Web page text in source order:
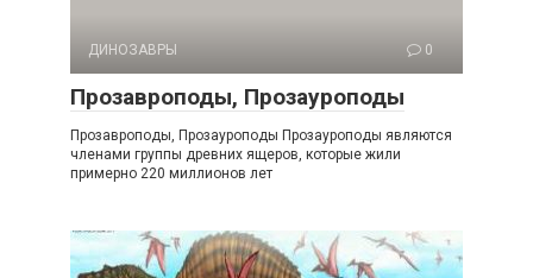
ДИНОЗАВРЫ 0
Прозавроподы, Прозауроподы
Прозавроподы, Прозауроподы Прозауроподы являются
членами группы древних ящеров, которые жили
примерно 220 миллионов лет